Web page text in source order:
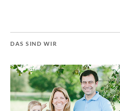
DAS SIND WIR